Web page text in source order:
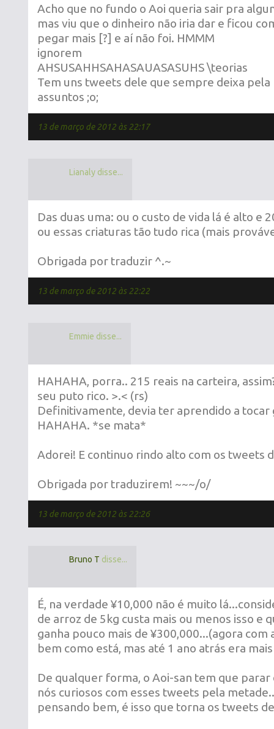
Acho que no fundo o Aoi queria sair pra
mas viu que o dinheiro não iria dar e ficou
pegar mais [?] e aí não foi. HMMM
ignorem
AHSUSAHHSAHASAUASASUHS \teorias
Tem uns tweets dele que sempre deixa pela
assuntos ;o;
13 de março de 2012 às 22:17
Lianaly disse...
Das duas uma: ou o custo de vida lá é alto e
ou essas criaturas tão tudo rica (mais
Obrigada por traduzir ^.~
13 de março de 2012 às 22:22
Emmie disse...
HAHAHA, porra.. 215 reais na carteira,
seu puto rico. >.< (rs)
Definitivamente, devia ter aprendido a tocar
HAHAHA. *se mata*
Adorei! E continuo rindo alto com os tweets
Obrigada por traduzirem! ~~~/o/
13 de março de 2012 às 22:26
Bruno T disse...
É, na verdade ¥10,000 não é muito
de arroz de 5kg custa mais ou menos isso e
ganha pouco mais de ¥300,000...(agora com
bem como está, mas até 1 ano atrás era
De qualquer forma, o Aoi-san tem que
nós curiosos com esses tweets pela
pensando bem, é isso que torna os tweets